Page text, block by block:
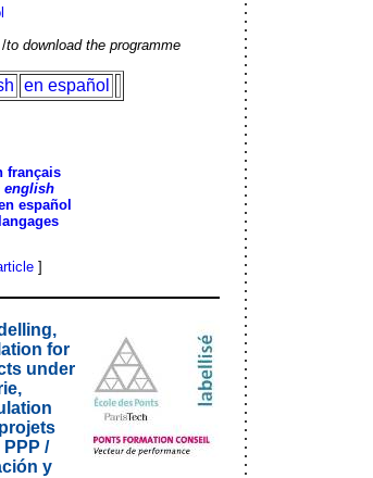
/to download the programme
en español
français
english
español
]
for
under
/
y